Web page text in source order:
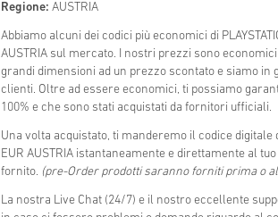
Regione: AUSTRIA
Abbiamo alcuni dei codici più economici di
AUSTRIA sul mercato. I nostri prezzi sono
grandi dimensioni ad un prezzo scontato e siamo in
clienti. Oltre ad essere economici, ti possiamo
100% e che sono stati acquistati da fornitori ufficiali.
Una volta acquistato, ti manderemo il codice digitale di
EUR AUSTRIA istantaneamente e direttamente al
fornito. (pre-Order prodotti saranno forniti prima o
La nostra Live Chat (24/7) e il nostro eccellente